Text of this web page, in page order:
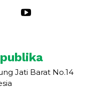
Jati Barat No.14